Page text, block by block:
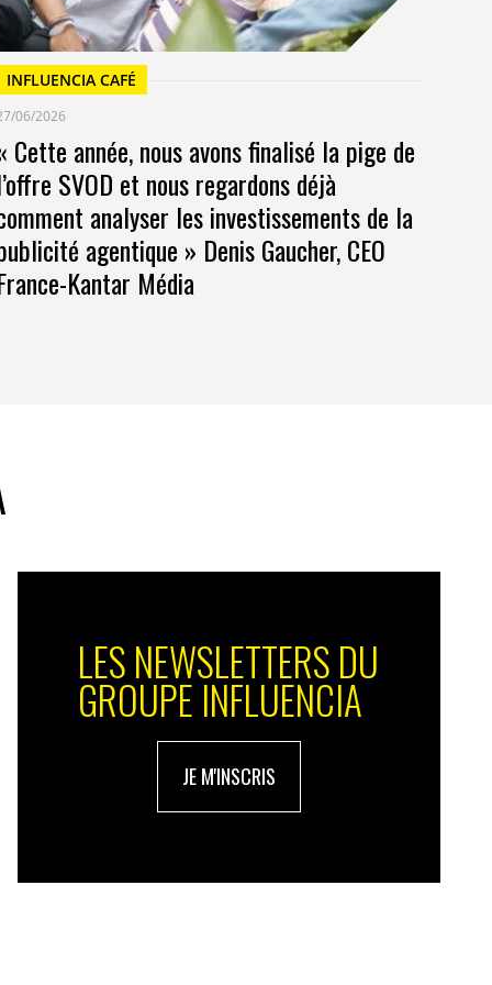
INFLUENCIA CAFÉ
06/2026
Cette année, nous avons finalisé la pige de
SVOD et nous regardons déjà
analyser les investissements de la
agentique » Denis Gaucher, CEO
Kantar Média
LES NEWSLETTERS DU
GROUPE INFLUENCIA
JE M'INSCRIS